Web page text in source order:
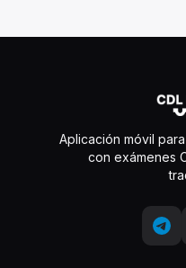
Aplicación móvil
con exámenes